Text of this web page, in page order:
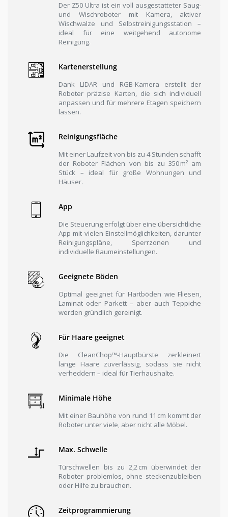
Der Z50 Ultra ist ein voll ausgestatteter Saug-
und Wischroboter mit Kamera, aktiver
Wischwalze und Selbstreinigungsstation –
ideal für eine weitgehend autonome
Reinigung.
Kartenerstellung
Dank LIDAR und RGB-Kamera erstellt der
Roboter präzise Karten, die sich individuell
anpassen und für mehrere Etagen speichern
lassen.
Reinigungsfläche
Mit einer Laufzeit von bis zu 4 Stunden schafft
der Roboter Flächen von bis zu 350 m² am
Stück – ideal für große Wohnungen und
Häuser.
App
Die Steuerung erfolgt über eine übersichtliche
App mit vielen Einstellmöglichkeiten, darunter
Reinigungspläne, Sperrzonen und
individuelle Raumeinstellungen.
Geeignete Böden
Optimal geeignet für Hartböden wie Fliesen,
Laminat oder Parkett – aber auch Teppiche
werden gründlich gereinigt.
Für Haare geeignet
Die CleanChop™-Hauptbürste zerkleinert
lange Haare zuverlässig, sodass sie nicht
verheddern – ideal für Tierhaushalte.
Minimale Höhe
Mit einer Bauhöhe von rund 11 cm kommt der
Roboter unter viele, aber nicht alle Möbel.
Max. Schwelle
Türschwellen bis zu 2,2 cm überwindet der
Roboter problemlos, ohne steckenzubleiben
oder Hilfe zu brauchen.
Zeitprogrammierung